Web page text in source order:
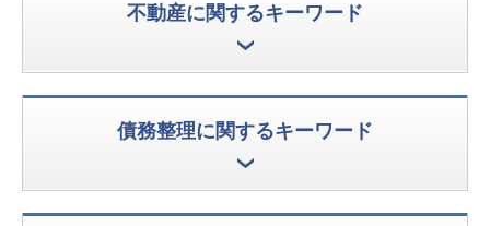
不動産に関するキーワード
債務整理に関するキーワード